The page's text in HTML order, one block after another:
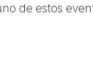
de estos